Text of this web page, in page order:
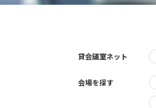
貸会議室ネット
会場を探す